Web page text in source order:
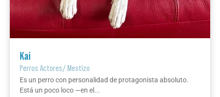
Kai
Perros Actores/Mestizo
Es un perro con personalidad de protagonista absoluto.
Está un poco loco —en el...